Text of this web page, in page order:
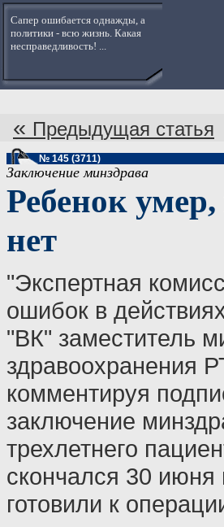
Сапер ошибается однажды, а
политики - всю жизнь. Какая
несправедливость! ...
« Предыдущая статья
№ 145 (3711)
Заключение минздрава
Ребенок
нет
"Экспертная
ошибок в
"ВК" заместитель
здравоохранения
комментируя
заключение
трехлетнего
скончался 30 июня
готовили к